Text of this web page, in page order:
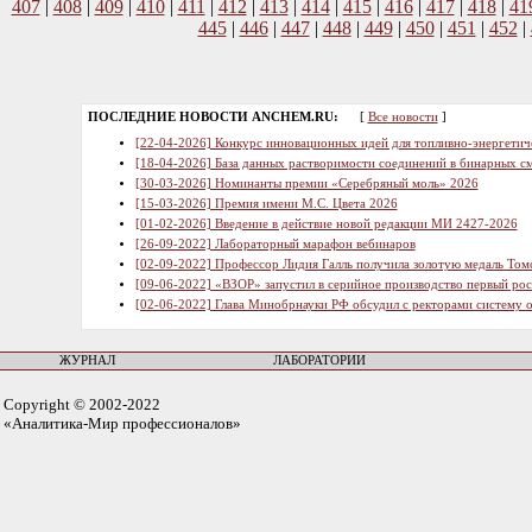
407| 408| 409| 410| 411 412 413| 414| 415| 416| 417| 418|
445| 446| 447| 448| 449| 450| 451 | 452 |
ПОСЛЕДНИЕ НОВОСТИ ANCHEM.RU: [ Все новости]
[22-04-2026] Конкурс инновационных идей для топливно-
[18-04-2026] База данных растворимости соединений в бинарных
[30-03-2026] Номинанты премии «Серебряный моль» 2026
[15-03-2026] Премия имени М.С. Цвета 2026
[01-02-2026] Введение в действие новой редакции МИ 2427-2026
[26-09-2022] Лабораторный марафон вебинаров
[02-09-2022] Профессор Лидия Галль получила золотую медаль
[09-06-2022] «ВЗОР» запустил в серийное производство первый
[02-06-2022] Глава Минобрнауки РФ обсудил с ректорами систему
ЖУРНАЛ ЛАБОРАТОРИИ
Copyright © 2002-2022
«Аналитика-Мир профессионалов»